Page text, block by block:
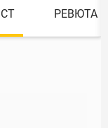
РЕВЮТА